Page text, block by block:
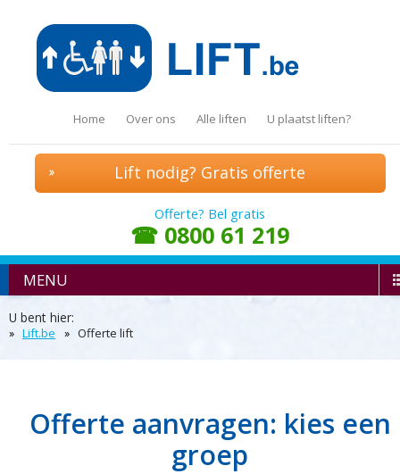
Home Over ons Alle liften U plaatst liften?
Lift nodig? Gratis offerte
Offerte? Bel gratis
☎ 0800 61 219
MENU
U bent hier:
Lift.be Offerte lift
Offerte aanvragen: kies een
groep